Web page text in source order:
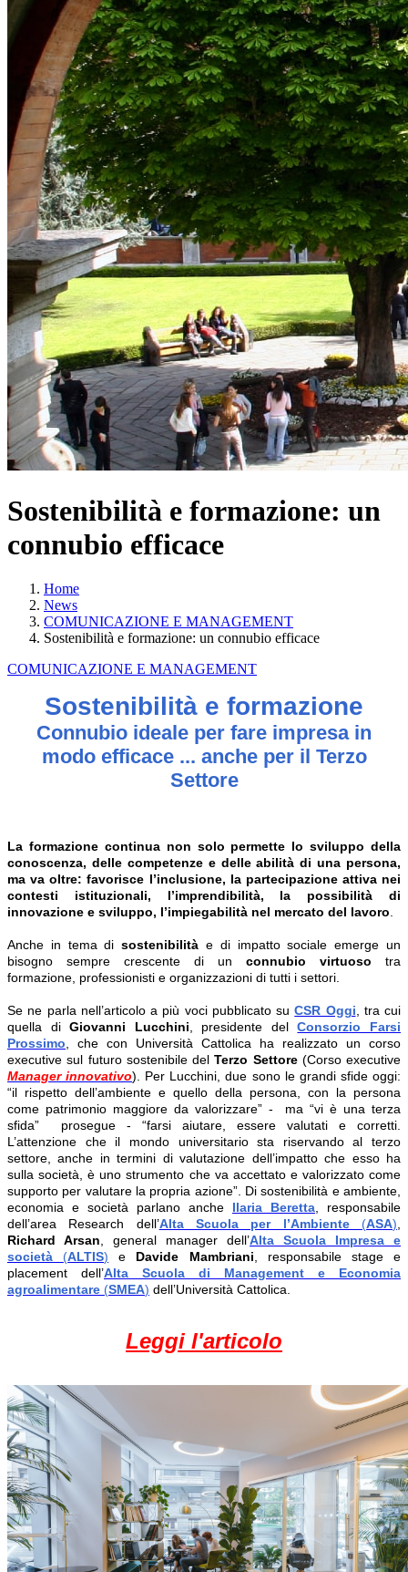
Sostenibilità e formazione: un
connubio efficace
Home
News
COMUNICAZIONE E MANAGEMENT
Sostenibilità e formazione: un connubio efficace
COMUNICAZIONE E MANAGEMENT
Sostenibilità e formazione
Connubio ideale per fare impresa in
modo efficace ... anche per il Terzo
Settore
La formazione continua non solo permette lo sviluppo della
conoscenza, delle competenze e delle abilità di una persona,
ma va oltre: favorisce l’inclusione, la partecipazione attiva nei
contesti istituzionali, l’imprendibilità, la possibilità di
innovazione e sviluppo, l’impiegabilità nel mercato del lavoro.
Anche in tema disostenibilità e di impatto sociale emerge un
bisogno sempre crescente di un connubio virtuoso tra
formazione, professionisti e organizzazioni di tutti i settori.
Se ne parla nell’articolo a più voci pubblicato suCSR Oggi, tra cui
quella diGiovanni Lucchini, presidente delConsorzio Farsi
Prossimo, che con Università Cattolica ha realizzato un corso
executive sul futuro sostenibile delTerzo Settore(Corso executive
Manager innovativo). Per Lucchini, due sono le grandi sfide oggi:
“il rispetto dell’ambiente e quello della persona, con la persona
come patrimonio maggiore da valorizzare” - ma “vi è una terza
sfida” prosegue - “farsi aiutare, essere valutati e corretti.
L’attenzione che il mondo universitario sta riservando al terzo
settore, anche in termini di valutazione dell’impatto che esso ha
sulla società, è uno strumento che va accettato e valorizzato come
supporto per valutare la propria azione”. Di sostenibilità e ambiente,
economia e società parlano anche Ilaria Beretta, responsabile
dell’area Research dell’Alta Scuola per l’Ambiente (ASA),
Richard Arsan, general manager dell’Alta Scuola Impresa e
società (ALTIS) e Davide Mambriani, responsabile stage e
placement dell’Alta Scuola di Management e Economia
agroalimentare (SMEA) dell’Università Cattolica.
Leggi l'articolo